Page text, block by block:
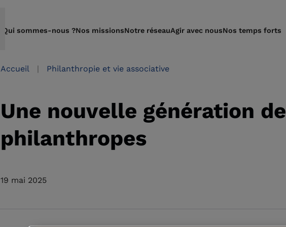
Qui sommes-nous ?Nos missionsNotre réseauAgir avec nousNos temps forts
Accueil Philanthropie et vie associative
Une nouvelle génération de
philanthropes
19 mai 2025